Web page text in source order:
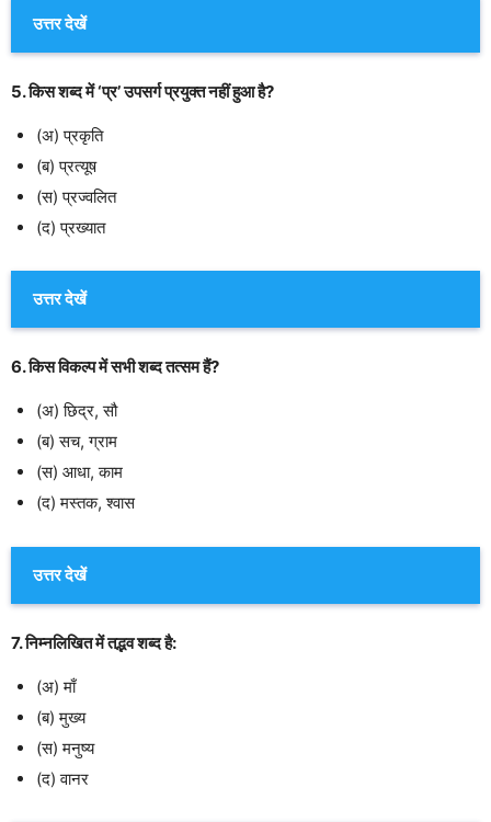
उत्तर देखें
5. किस शब्द में ‘प्र’ उपसर्ग प्रयुक्त नहीं हुआ है?
(अ) प्रकृति
(ब) प्रत्यूष
(स) प्रज्वलित
(द) प्रख्यात
उत्तर देखें
6. किस विकल्प में सभी शब्द तत्सम हैं?
(अ) छिद्र, सौ
(ब) सच, ग्राम
(स) आधा, काम
(द) मस्तक, श्वास
उत्तर देखें
7. निम्नलिखित में तद्भव शब्द है:
(अ) माँ
(ब) मुख्य
(स) मनुष्य
(द) वानर